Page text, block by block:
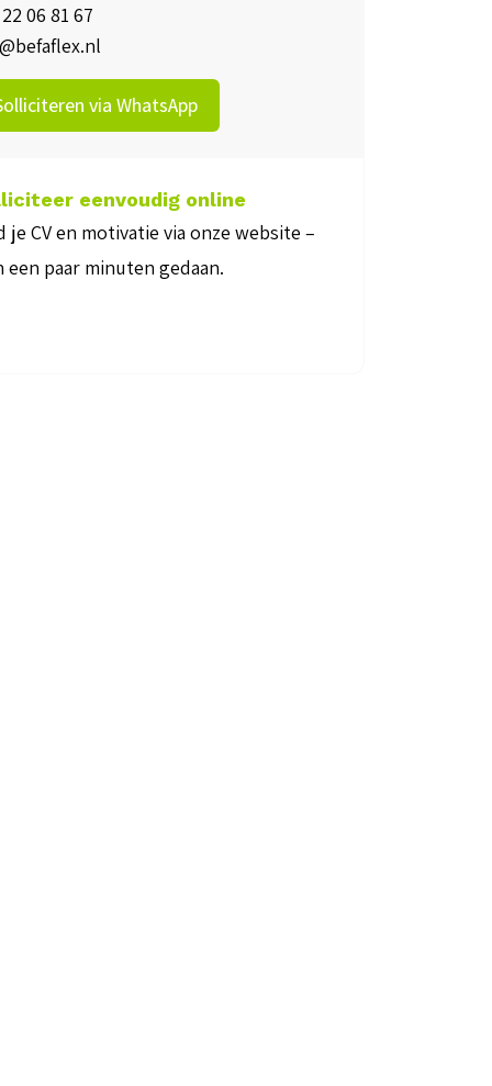
06 81 67
via WhatsApp
online
via onze website –
gedaan.
We nodigen je uit voor een